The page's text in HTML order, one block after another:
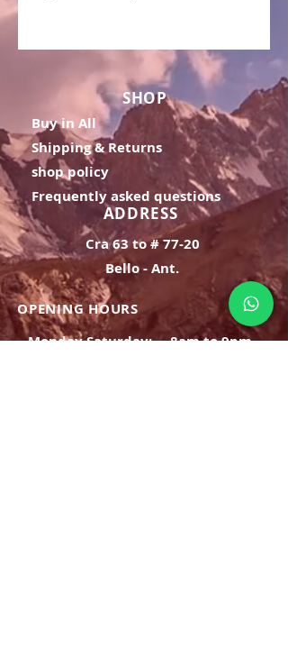
SHOP
Buy in All
Shipping & Returns
shop policy
Frequently asked questions
ADDRESS
Cra 63 to # 77-20
Bello - Ant.
OPENING HOURS
Monday Saturday:
8am to 9pm